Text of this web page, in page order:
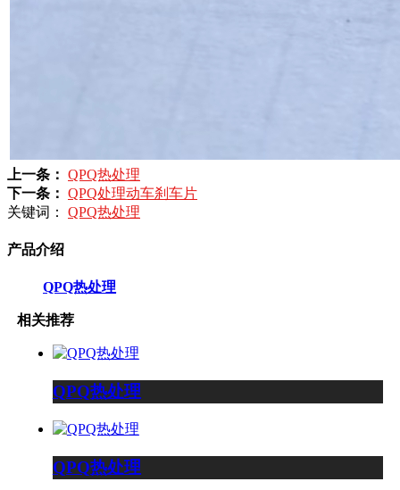
上一条： QPQ热处理
下一条： QPQ处理动车刹车片
关键词： QPQ热处理
产品介绍
QPQ热处理
相关推荐
QPQ热处理
QPQ热处理